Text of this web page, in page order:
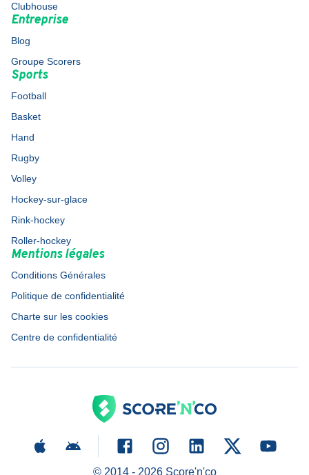
Clubhouse
Entreprise
Blog
Groupe Scorers
Sports
Football
Basket
Hand
Rugby
Volley
Hockey-sur-glace
Rink-hockey
Roller-hockey
Mentions légales
Conditions Générales
Politique de confidentialité
Charte sur les cookies
Centre de confidentialité
© 2014 - 2026Score'n'co